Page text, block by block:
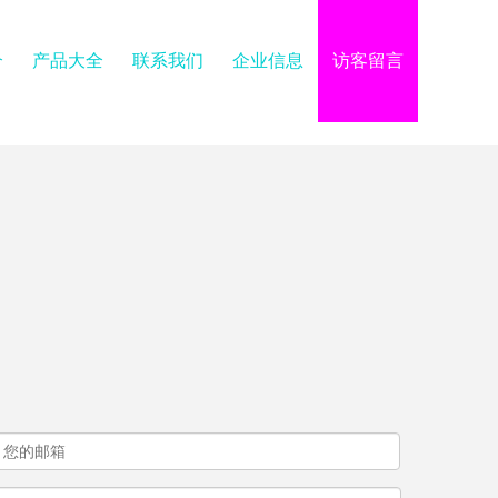
产品大全 联系我们 企业信息 访客留言